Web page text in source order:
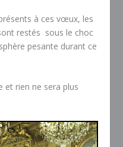
à ces vœux, les
restés sous le choc
pesante durant ce
et rien ne sera plus